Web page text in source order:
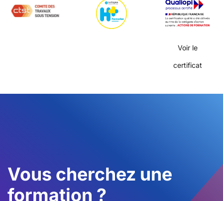
Voir le
certificat
Vous cherchez une
formation ?